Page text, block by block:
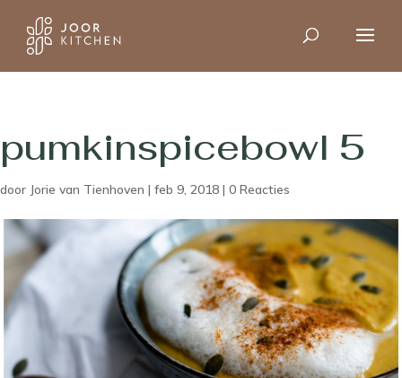
pumkinspicebowl 5
door Jorie van Tienhoven | feb 9, 2018 | 0 Reacties